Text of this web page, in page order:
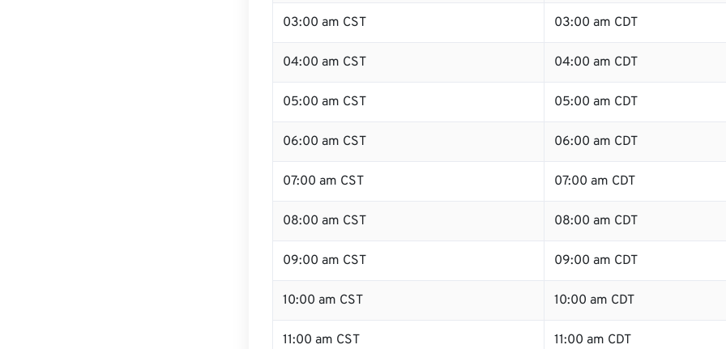
03:00 am CST 03:00 am CDT
04:00 am CST 04:00 am CDT
05:00 am CST 05:00 am CDT
06:00 am CST 06:00 am CDT
07:00 am CST 07:00 am CDT
08:00 am CST 08:00 am CDT
09:00 am CST 09:00 am CDT
10:00 am CST 10:00 am CDT
11:00 am CST 11:00 am CDT